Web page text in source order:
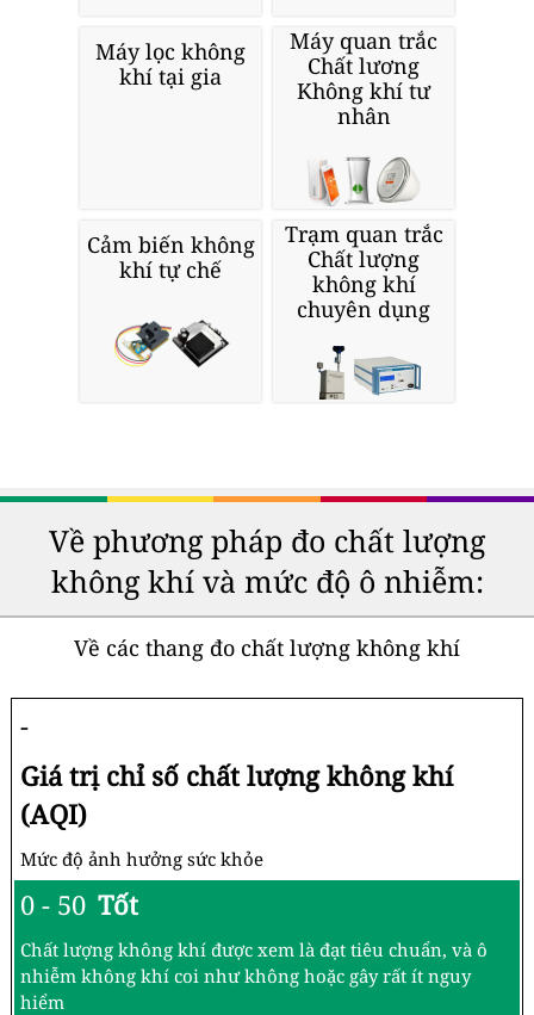
Máy lọc không
khí tại gia
Máy quan trắc
Chất lương
Không khí tư
nhân
Cảm biến không
khí tự chế
Trạm quan trắc
Chất lượng
không khí
chuyên dụng
Về phương pháp đo chất lượng
không khí và mức độ ô nhiễm:
Về các thang đo chất lượng không khí
-
Giá trị chỉ số chất lượng không khí
(AQI)
Mức độ ảnh hưởng sức khỏe
0 - 50 Tốt
Chất lượng không khí được xem là đạt tiêu chuẩn, và ô
nhiễm không khí coi như không hoặc gây rất ít nguy
hiểm